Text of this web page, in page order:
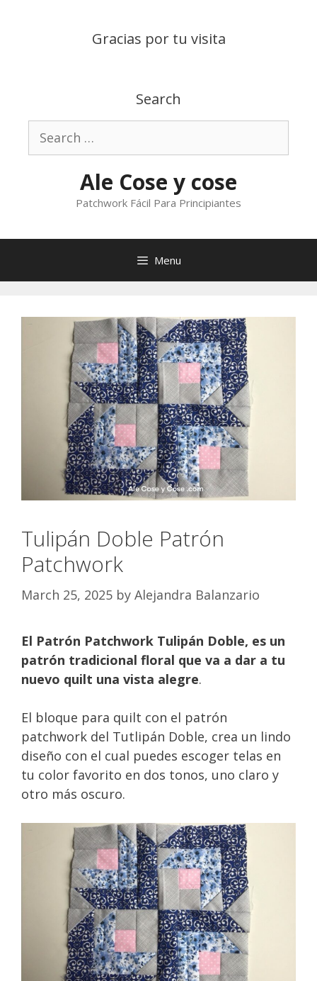
Gracias por tu visita
Search
Search
for:
Ale Cose y cose
Patchwork Fácil Para Principiantes
Menu
Tulipán Doble Patrón
Patchwork
March 25, 2025 by Alejandra Balanzario
El Patrón Patchwork Tulipán Doble, es un
patrón tradicional floral que va a dar a tu
nuevo quilt una vista alegre.
El bloque para quilt con el patrón
patchwork del Tutlipán Doble, crea un lindo
diseño con el cual puedes escoger telas en
tu color favorito en dos tonos, uno claro y
otro más oscuro.